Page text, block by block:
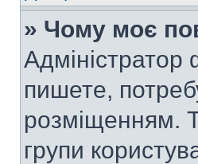
» Чому моє
пишете,
розміщенням.
групи